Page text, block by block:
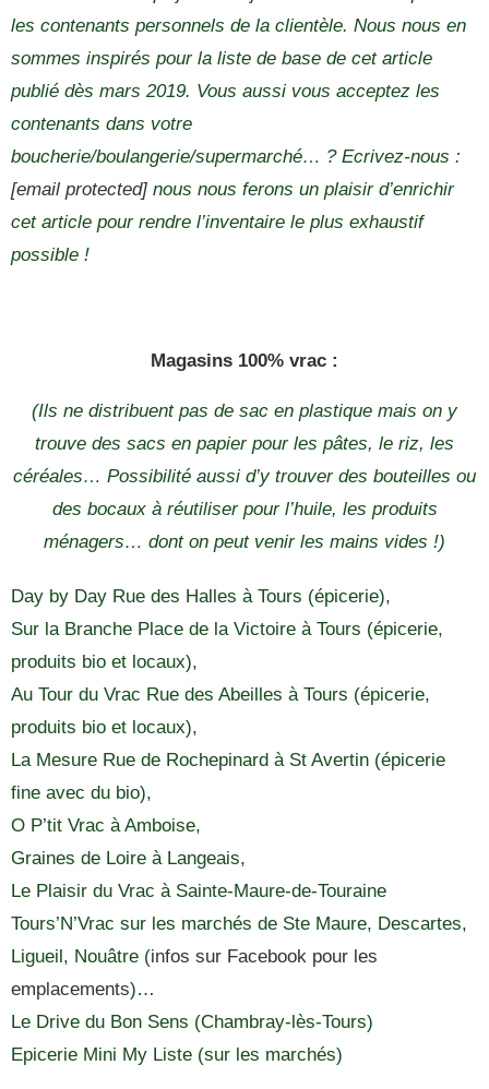
les contenants personnels de la clientèle. Nous nous en
sommes inspirés pour la liste de base de cet article
publié dès mars 2019. Vous aussi vous acceptez les
contenants dans votre
boucherie/boulangerie/supermarché… ? Ecrivez-nous :
[email protected] nous nous ferons un plaisir d’enrichir
cet article pour rendre l’inventaire le plus exhaustif
possible !
Magasins 100% vrac :
(Ils ne distribuent pas de sac en plastique mais on y
trouve des sacs en papier pour les pâtes, le riz, les
céréales… Possibilité aussi d’y trouver des bouteilles ou
des bocaux à réutiliser pour l’huile, les produits
ménagers… dont on peut venir les mains vides !)
Day by Day Rue des Halles à Tours (épicerie),
Sur la Branche Place de la Victoire à Tours (épicerie,
produits bio et locaux),
Au Tour du Vrac Rue des Abeilles à Tours (épicerie,
produits bio et locaux),
La Mesure Rue de Rochepinard à St Avertin (épicerie
fine avec du bio),
O P’tit Vrac à Amboise,
Graines de Loire à Langeais,
Le Plaisir du Vrac à Sainte-Maure-de-Touraine
Tours’N’Vrac sur les marchés de Ste Maure, Descartes,
Ligueil, Nouâtre (infos sur Facebook pour les
emplacements)…
Le Drive du Bon Sens (Chambray-lès-Tours)
Epicerie Mini My Liste (sur les marchés)